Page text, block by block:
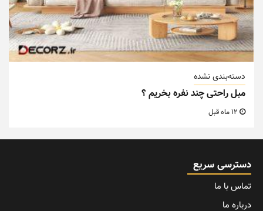
دسته‌بندی نشده
مبل راحتی چند نفره بخریم ؟
دسترسی سریع
تماس با ما
درباره ما